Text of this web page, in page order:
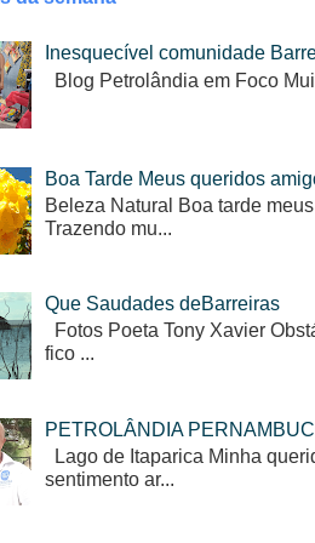
Inesquecível comunidade
Blog Petrolândia em Foco
Boa Tarde Meus queridos
Beleza Natural Boa tarde
Trazendo mu...
Que Saudades deBarreiras
Fotos Poeta Tony Xavier
fico ...
PETROLÂNDIA
Lago de Itaparica Minha
sentimento ar...